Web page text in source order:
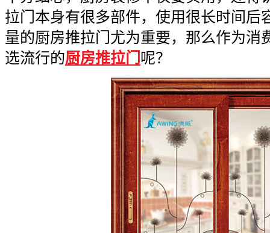
拉门本身有很多部件，使用很长时间后
量的厨房推拉门尤为重要，那么作为消
选流行的厨房推拉门 呢？